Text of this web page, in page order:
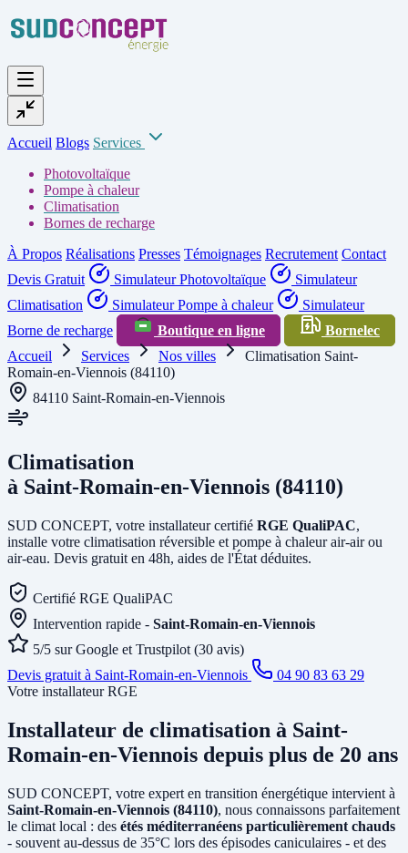
Accueil Blogs Services
Photovoltaïque
Pompe à chaleur
Climatisation
Bornes de recharge
À Propos Réalisations Presses Témoignages Recrutement Contact
Devis Gratuit
Simulateur Photovoltaïque
Simulateur
Climatisation
Simulateur Pompe à chaleur
Simulateur
Borne de recharge
Boutique en ligne
Bornelec
Accueil
Services Nos villes
Climatisation Saint-
Romain-en-Viennois (84110)
84110 Saint-Romain-en-Viennois
Climatisation
à Saint-Romain-en-Viennois (84110)
SUD CONCEPT, votre installateur certifié RGE QualiPAC,
installe votre climatisation réversible et pompe à chaleur air-air ou
air-eau. Devis gratuit en 48h, aides de l'État déduites.
Certifié RGE QualiPAC
Intervention rapide - Saint-Romain-en-Viennois
5/5 sur Google et Trustpilot (30 avis)
Devis gratuit à Saint-Romain-en-Viennois
04 90 83 63 29
Votre installateur RGE
Installateur de climatisation à Saint-
Romain-en-Viennois depuis plus de 20 ans
SUD CONCEPT, votre expert en transition énergétique intervient à
Saint-Romain-en-Viennois (84110), nous connaissons parfaitement
le climat local : des étés méditerranéens particulièrement chauds
- souvent au-dessus de 35°C lors des épisodes caniculaires - et des